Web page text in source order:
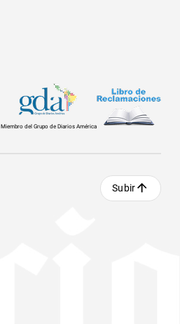
Miembro del Grupo de Diarios América
Subir